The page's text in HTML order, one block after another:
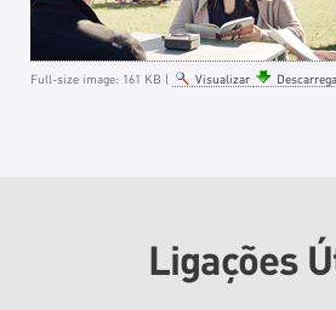
Full-size image: 161 KB | Visualizar
Ligações